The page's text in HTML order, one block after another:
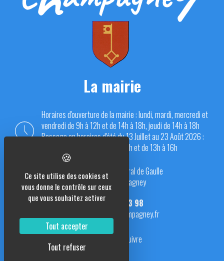
La mairie
Horaires d'ouverture de la mairie : lundi, mardi, mercredi et
vendredi de 9h à 12h et de 14h à 18h, jeudi de 14h à 18h
Passage en horaires d'été du 13 Juillet au 23 Août 2026 :
du lundi au vendredi de 9h à 12h et de 13h à 16h
Place du Général de Gaulle
70290 Champagney
03 84 23 13 98
mairie@champagney.fr
Nous suivre
Ce site utilise des cookies et
vous donne le contrôle sur ceux
que vous souhaitez activer
Tout accepter
Tout refuser